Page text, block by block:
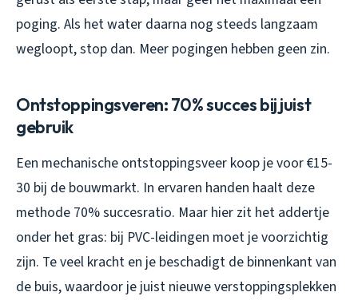
poging. Als het water daarna nog steeds langzaam
wegloopt, stop dan. Meer pogingen hebben geen zin.
Ontstoppingsveren: 70% succes bij juist
gebruik
Een mechanische ontstoppingsveer koop je voor €15-
30 bij de bouwmarkt. In ervaren handen haalt deze
methode 70% succesratio. Maar hier zit het addertje
onder het gras: bij PVC-leidingen moet je voorzichtig
zijn. Te veel kracht en je beschadigt de binnenkant van
de buis, waardoor je juist nieuwe verstoppingsplekken